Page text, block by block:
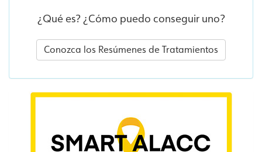
¿Qué es? ¿Cómo puedo conseguir uno?
Conozca los Resúmenes de Tratamientos